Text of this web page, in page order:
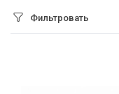
Фильтровать